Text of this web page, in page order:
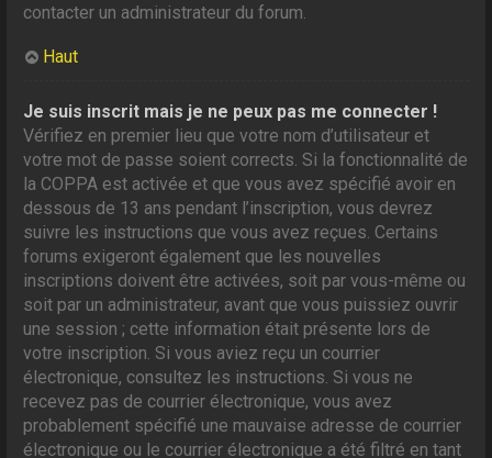
contacter un administrateur du forum.
Haut
Je suis inscrit mais je ne peux pas me connecter !
Vérifiez en premier lieu que votre nom d’utilisateur et
votre mot de passe soient corrects. Si la fonctionnalité de
la COPPA est activée et que vous avez spécifié avoir en
dessous de 13 ans pendant l’inscription, vous devrez
suivre les instructions que vous avez reçues. Certains
forums exigeront également que les nouvelles
inscriptions doivent être activées, soit par vous-même ou
soit par un administrateur, avant que vous puissiez ouvrir
une session ; cette information était présente lors de
votre inscription. Si vous aviez reçu un courrier
électronique, consultez les instructions. Si vous ne
recevez pas de courrier électronique, vous avez
probablement spécifié une mauvaise adresse de courrier
électronique ou le courrier électronique a été filtré en tant